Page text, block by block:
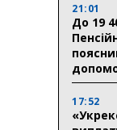
21:01
До 19
17:52